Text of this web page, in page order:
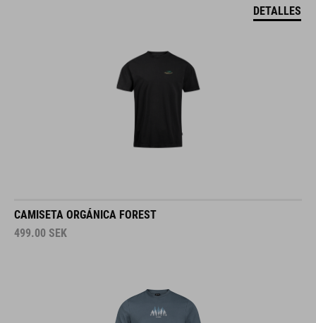
DETALLES
CAMISETA ORGÁNICA FOREST
499.00 SEK